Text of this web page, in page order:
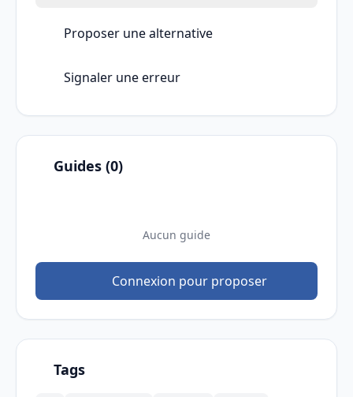
Proposer une alternative
Signaler une erreur
Guides (0)
Aucun guide
Connexion pour proposer
Tags